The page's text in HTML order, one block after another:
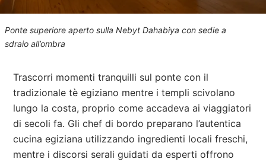
Ponte superiore aperto sulla Nebyt Dahabiya con sedie a
sdraio all’ombra
Trascorri momenti tranquilli sul ponte con il
tradizionale tè egiziano mentre i templi scivolano
lungo la costa, proprio come accadeva ai viaggiatori
di secoli fa. Gli chef di bordo preparano l’autentica
cucina egiziana utilizzando ingredienti locali freschi,
mentre i discorsi serali guidati da esperti offrono